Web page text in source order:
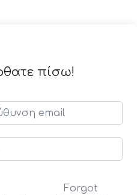
πίσω!
Forgot